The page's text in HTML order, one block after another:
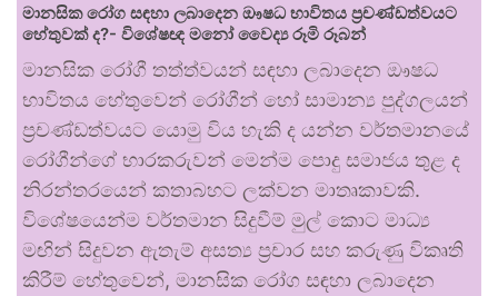
මානසික රෝග සඳහා ලබාදෙන ඖෂධ භාවිතය ප්‍රචණ්ඩත්වයට
හේතුවක් ද?- විශේෂඥ මනෝ වෛද්‍ය රූමි රූබන්
මානසික රෝගී තත්ත්වයන් සඳහා ලබාදෙන ඖෂධ
භාවිතය හේතුවෙන් රෝගීන් හෝ සාමාන්‍ය පුද්ගලයන්
ප්‍රචණ්ඩත්වයට යොමු විය හැකි ද යන්න වර්තමානයේ
රෝගීන්ගේ භාරකරුවන් මෙන්ම පොදු සමාජය තුළ ද
නිරන්තරයෙන් කතාබහට ලක්වන මාතෘකාවකි.
විශේෂයෙන්ම වර්තමාන සිදුවීම් මුල් කොට මාධ්‍ය
මඟින් සිදුවන ඇතැම් අසත්‍ය ප්‍රචාර සහ කරුණු විකෘති
කිරීම් හේතුවෙන්, මානසික රෝග සඳහා ලබාදෙන